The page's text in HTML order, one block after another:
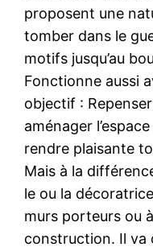
proposent une
tomber dans le
motifs jusqu’au
Fonctionne aussi
objectif :
aménager
rendre plaisante
Mais à la
le ou la
murs porteurs ou
construction. Il va